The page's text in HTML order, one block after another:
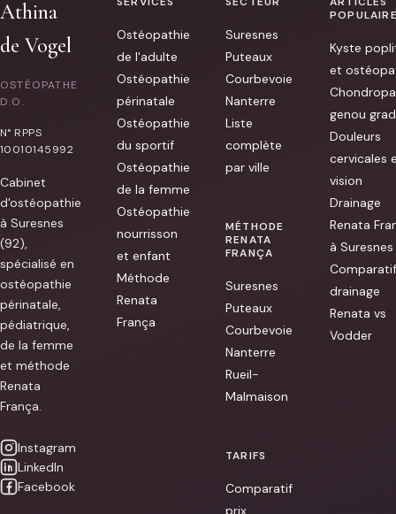
me
and
help
me
ease
pain.
gave
me
on
how
to
the
on
daily
life
aswell.
Thank
you
[...]
Athina
de Vogel
OSTÉOPATHE
D.O.
N° RPPS
10010145992
Cabinet
d'ostéopathie
à Suresnes
(92),
spécialisé en
ostéopathie
périnatale,
pédiatrique,
de la femme
et méthode
Renata
França.
Instagram
LinkedIn
Facebook
Ostéopathie
de l'adulte
Ostéopathie
périnatale
Ostéopathie
du sportif
Ostéopathie
de la femme
Ostéopathie
nourrisson
et enfant
Méthode
Renata
França
Suresnes
Puteaux
Courbevoie
Nanterre
Liste
complète
par ville
MÉTHODE
RENATA
FRANÇA
Suresnes
Puteaux
Courbevoie
Nanterre
Rueil-
Malmaison
TARIFS
Comparatif
prix
Kyste
et
genou
Douleurs
cervicales
vision
Drainage
Renata
à Suresnes
Comparatif
drainage
Renata vs
Vodder